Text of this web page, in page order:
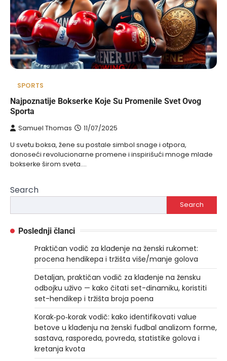
SPORTS
Najpoznatije Bokserke Koje Su Promenile Svet Ovog
Sporta
Samuel Thomas 11/07/2025
U svetu boksa, žene su postale simbol snage i otpora,
donoseći revolucionarne promene i inspirišući mnoge mlade
bokserke širom sveta.…
Search
Search
Poslednji članci
Praktičan vodič za klađenje na ženski rukomet:
procena hendikepa i tržišta više/manje golova
Detaljan, praktičan vodič za klađenje na žensku
odbojku uživo — kako čitati set-dinamiku, koristiti
set-hendikep i tržišta broja poena
Korak‑po‑korak vodič: kako identifikovati value
betove u klađenju na ženski fudbal analizom forme,
sastava, rasporeda, povreda, statistike golova i
kretanja kvota